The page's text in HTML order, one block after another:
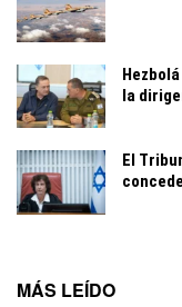
la
El
MÁS LEÍDO